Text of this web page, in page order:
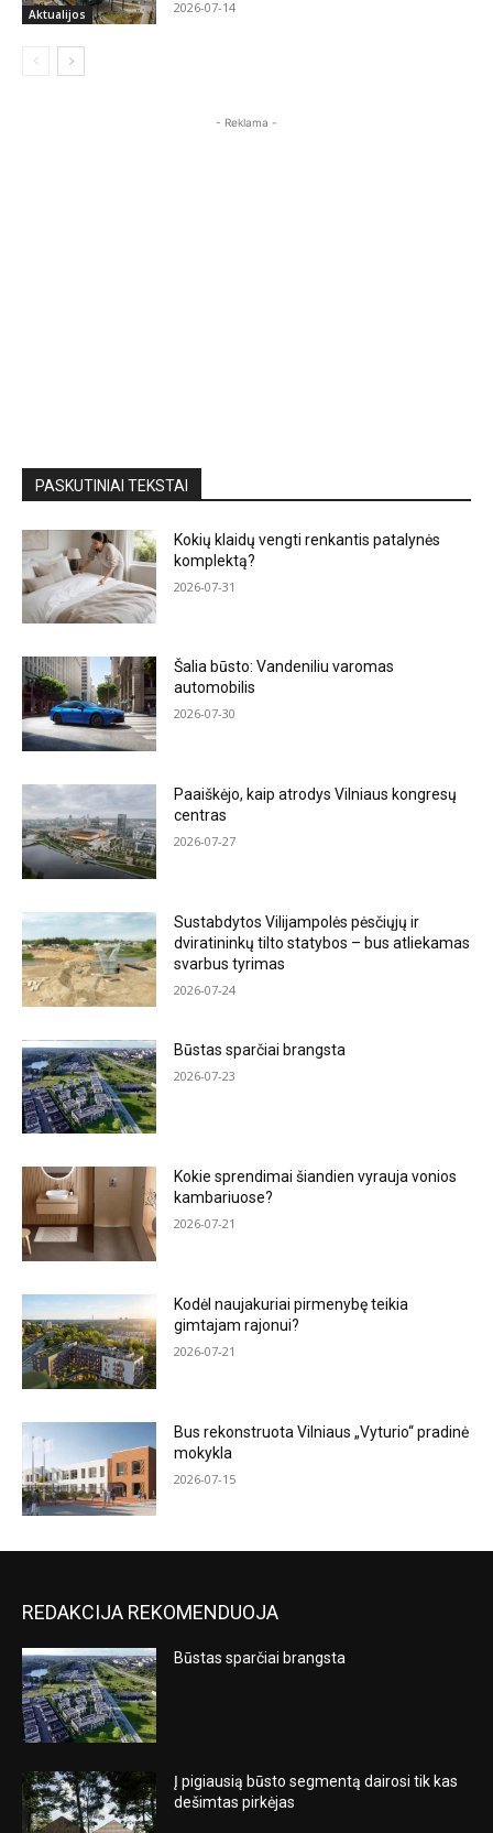
Aktualijos 2026-07-14
- Reklama -
PASKUTINIAI TEKSTAI
Kokių klaidų vengti renkantis patalynės
komplektą?
2026-07-31
Šalia būsto: Vandeniliu varomas
automobilis
2026-07-30
Paaiškėjo, kaip atrodys Vilniaus kongresų
centras
2026-07-27
Sustabdytos Vilijampolės pėsčiųjų ir
dviratininkų tilto statybos – bus atliekamas
svarbus tyrimas
2026-07-24
Būstas sparčiai brangsta
2026-07-23
Kokie sprendimai šiandien vyrauja vonios
kambariuose?
2026-07-21
Kodėl naujakuriai pirmenybę teikia
gimtajam rajonui?
2026-07-21
Bus rekonstruota Vilniaus „Vyturio“ pradinė
mokykla
2026-07-15
REDAKCIJA REKOMENDUOJA
Būstas sparčiai brangsta
Į pigiausią būsto segmentą dairosi tik kas
dešimtas pirkėjas